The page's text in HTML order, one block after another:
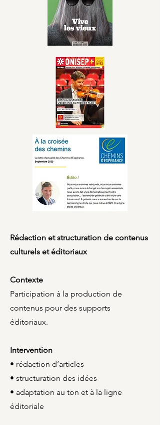
Rédaction et structuration de contenus
culturels et éditoriaux
Contexte
Participation à la production de
contenus pour des supports
éditoriaux.
Intervention
• rédaction d’articles
• structuration des idées
• adaptation au ton et à la ligne
éditoriale